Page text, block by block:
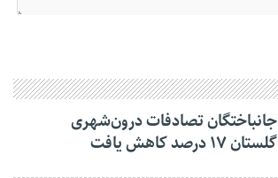
جانباختگان تصادفات درون‌شهری
گلستان ۱۷ درصد کاهش یافت